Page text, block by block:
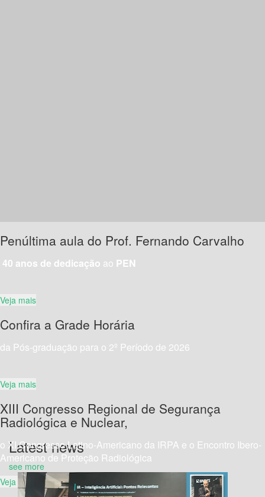
Penúltima aula do Prof. Fernando Carvalho
40 anos de dedicação ao PEN
Veja mais
Confira a Grade Horária
da Pós-graduação para o 2º Período de 2026
Veja mais
XIII Congresso Regional de Segurança
Radiológica e Nuclear,
o XI Congresso Latino-Americano da IRPA e o Encontro Ibero-
Americano de Proteção Radiológica
Veja mais
Latest news
see more